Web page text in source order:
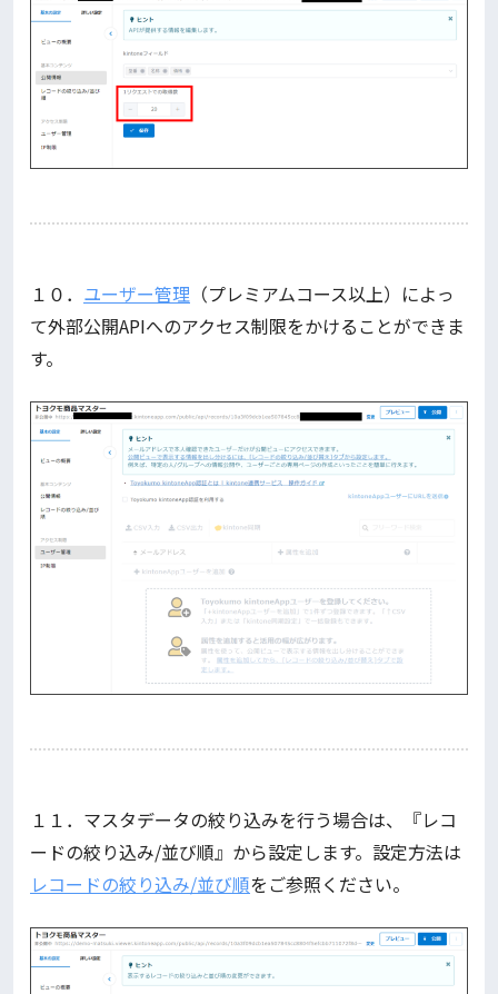
１０． ユーザー管理 （プレミアムコース以上）によっ
て外部公開APIへのアクセス制限をかけることができま
す。
１１．マスタデータの絞り込みを行う場合は、『レコ
ードの絞り込み/並び順』から設定します。設定方法は
レコードの絞り込み/並び順をご参照ください。